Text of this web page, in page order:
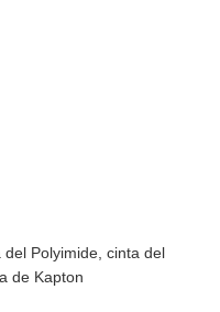
Polyimide, cinta del
de Kapton